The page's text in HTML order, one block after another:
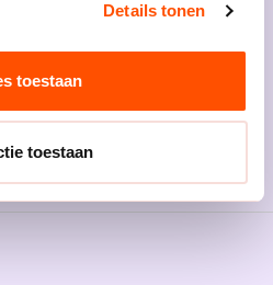
Details tonen
toestaan
toestaan
Verbond ontvangt